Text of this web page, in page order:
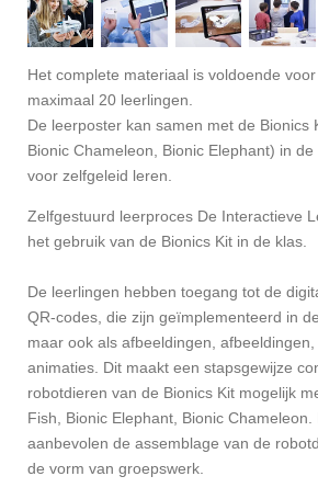
Het complete materiaal is voldoende
maximaal 20 leerlingen.
De leerposter kan samen met de Bionics
Bionic Chameleon, Bionic Elephant) in
voor zelfgeleid leren.
Zelfgestuurd leerproces De Interactieve
het gebruik van de Bionics Kit in de klas.
De leerlingen hebben toegang tot de
QR-codes, die zijn geïmplementeerd in
maar ook als afbeeldingen,
animaties. Dit maakt een stapsgewijze
robotdieren van de Bionics Kit mogelijk
Fish, Bionic Elephant, Bionic Chameleon.
aanbevolen de assemblage van de
de vorm van groepswerk.